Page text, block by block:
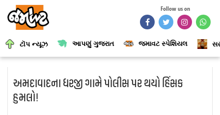
Follow us on
ટૉપ ન્યૂઝ આપણું ગુજરાત જમાવટ સ્પેશિયલ
અમદાવાદના ધરજી ગામે પોલીસ પર થયો હિંસક
હુમલો!